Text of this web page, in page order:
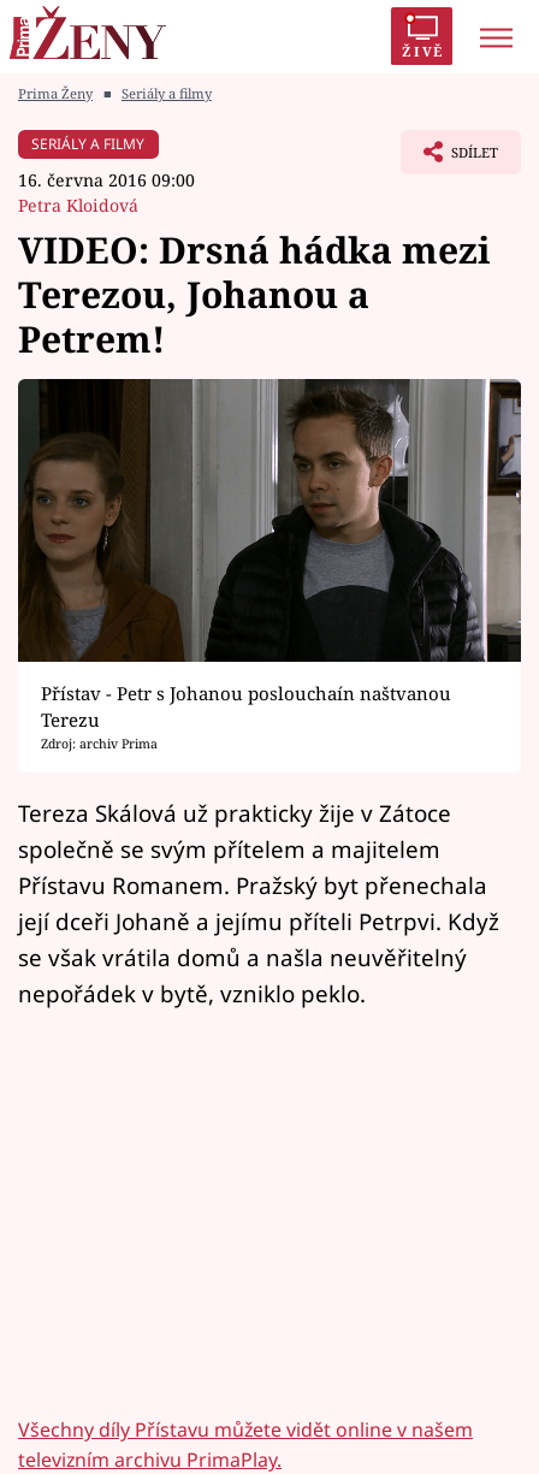
ŽIVĚ
Módní alarm
Témata
Celebrity
Seriály
Horoskopy
Sledujte prima+
Filmový festival Karlovy Vary
Pořady
Přihlášení
Sledujte nás
Prima Ženy ■ Seriály a filmy
SERIÁLY A FILMY
16. června 2016 09:00
Petra Kloidová
SDÍLET
VIDEO: Drsná hádka mezi
Terezou, Johanou a
Petrem!
Přístav - Petr s Johanou poslouchaín naštvanou
Terezu
Zdroj: archiv Prima
Tereza Skálová už prakticky žije v Zátoce
společně se svým přítelem a majitelem
Přístavu Romanem. Pražský byt přenechala
její dceři Johaně a jejímu příteli Petrpvi. Když
se však vrátila domů a našla neuvěřitelný
nepořádek v bytě, vzniklo peklo.
Všechny díly Přístavu můžete vidět online v našem
televizním archivu PrimaPlay.